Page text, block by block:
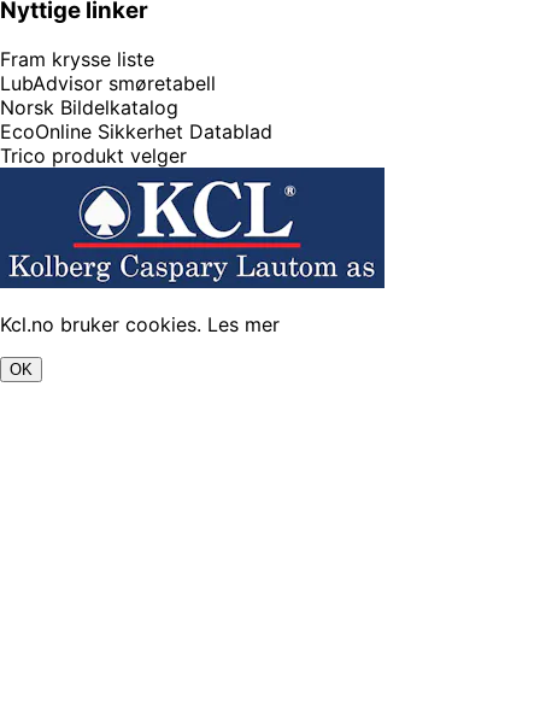
Nyttige linker
Fram krysse liste
LubAdvisor smøretabell
Norsk Bildelkatalog
EcoOnline Sikkerhet Datablad
Trico produkt velger
Kcl.no bruker cookies. Les mer
OK